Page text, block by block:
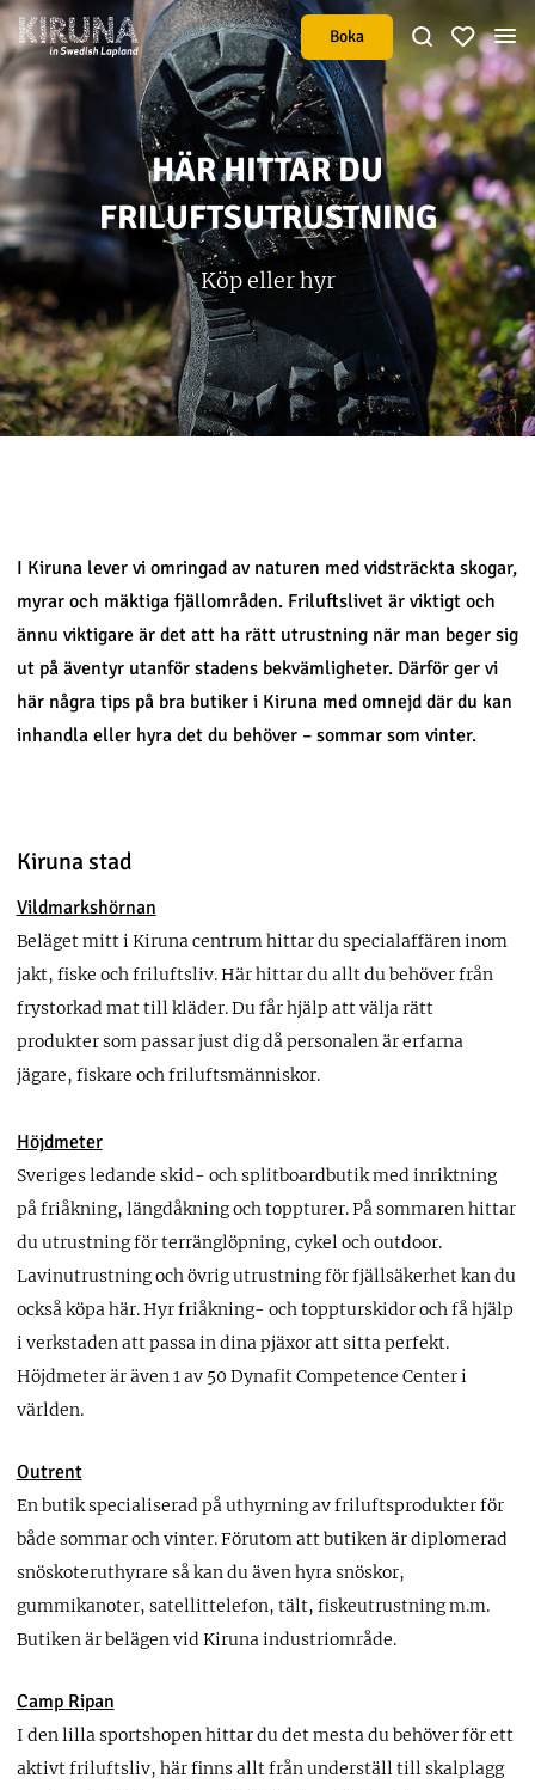
Boka
HÄR HITTAR DU
FRILUFTSUTRUSTNING
Köp eller hyr
I Kiruna lever vi omringad av naturen med vidsträckta skogar,
myrar och mäktiga fjällområden. Friluftslivet är viktigt och
ännu viktigare är det att ha rätt utrustning när man beger sig
ut på äventyr utanför stadens bekvämligheter. Därför ger vi
här några tips på bra butiker i Kiruna med omnejd där du kan
inhandla eller hyra det du behöver – sommar som vinter.
Kiruna stad
Vildmarkshörnan
Beläget mitt i Kiruna centrum hittar du specialaffären inom
jakt, fiske och friluftsliv. Här hittar du allt du behöver från
frystorkad mat till kläder. Du får hjälp att välja rätt
produkter som passar just dig då personalen är erfarna
jägare, fiskare och friluftsmänniskor.
Höjdmeter
Sveriges ledande skid- och splitboardbutik med inriktning
på friåkning, längdåkning och toppturer. På sommaren hittar
du utrustning för terränglöpning, cykel och outdoor.
Lavinutrustning och övrig utrustning för fjällsäkerhet kan du
också köpa här. Hyr friåkning- och toppturskidor och få hjälp
i verkstaden att passa in dina pjäxor att sitta perfekt.
Höjdmeter är även 1 av 50 Dynafit Competence Center i
världen.
Outrent
En butik specialiserad på uthyrning av friluftsprodukter för
både sommar och vinter. Förutom att butiken är diplomerad
snöskoteruthyrare så kan du även hyra snöskor,
gummikanoter, satellittelefon, tält, fiskeutrustning m.m.
Butiken är belägen vid Kiruna industriområde.
Camp Ripan
I den lilla sportshopen hittar du det mesta du behöver för ett
aktivt friluftsliv, här finns allt från underställ till skalplagg